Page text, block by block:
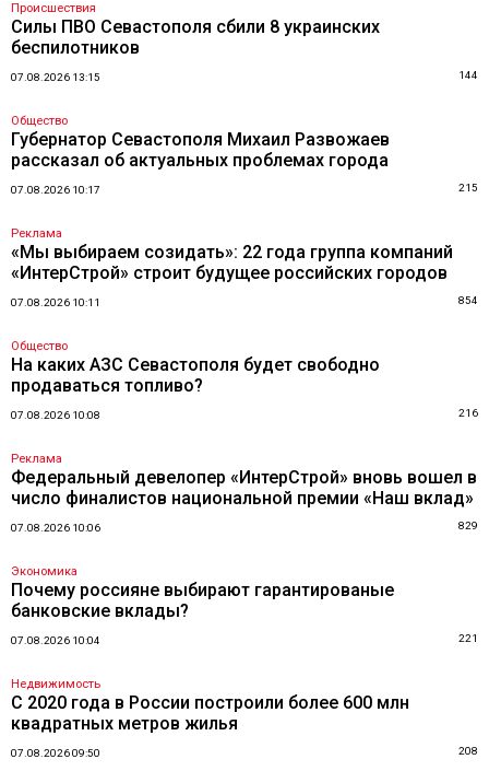
Происшествия
Силы ПВО Севастополя сбили 8 украинских
беспилотников
07.08.2026 13:15 144
Общество
Губернатор Севастополя Михаил Развожаев
рассказал об актуальных проблемах города
07.08.2026 10:17 215
Реклама
«Мы выбираем созидать»: 22 года группа компаний
«ИнтерСтрой» строит будущее российских городов
07.08.2026 10:11 854
Общество
На каких АЗС Севастополя будет свободно
продаваться топливо?
07.08.2026 10:08 216
Реклама
Федеральный девелопер «ИнтерСтрой» вновь вошел в
число финалистов национальной премии «Наш вклад»
07.08.2026 10:06 829
Экономика
Почему россияне выбирают гарантированые
банковские вклады?
07.08.2026 10:04 221
Недвижимость
С 2020 года в России построили более 600 млн
квадратных метров жилья
07.08.2026 09:50 208